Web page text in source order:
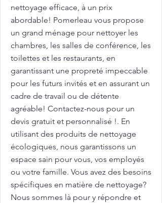
nettoyage efficace, à un prix
abordable! Pomerleau vous propose
un grand ménage pour nettoyer les
chambres, les salles de conférence, les
toilettes et les restaurants, en
garantissant une propreté impeccable
pour les futurs invités et en assurant un
cadre de travail ou de détente
agréable! Contactez-nous pour un
devis gratuit et personnalisé !. En
utilisant des produits de nettoyage
écologiques, nous garantissons un
espace sain pour vous, vos employés
ou votre famille. Vous avez des besoins
spécifiques en matière de nettoyage?
Nous sommes là pour y répondre et